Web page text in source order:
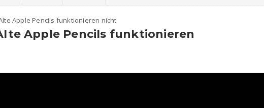
Apple Pencils funktionieren nicht
Apple Pencils funktionieren